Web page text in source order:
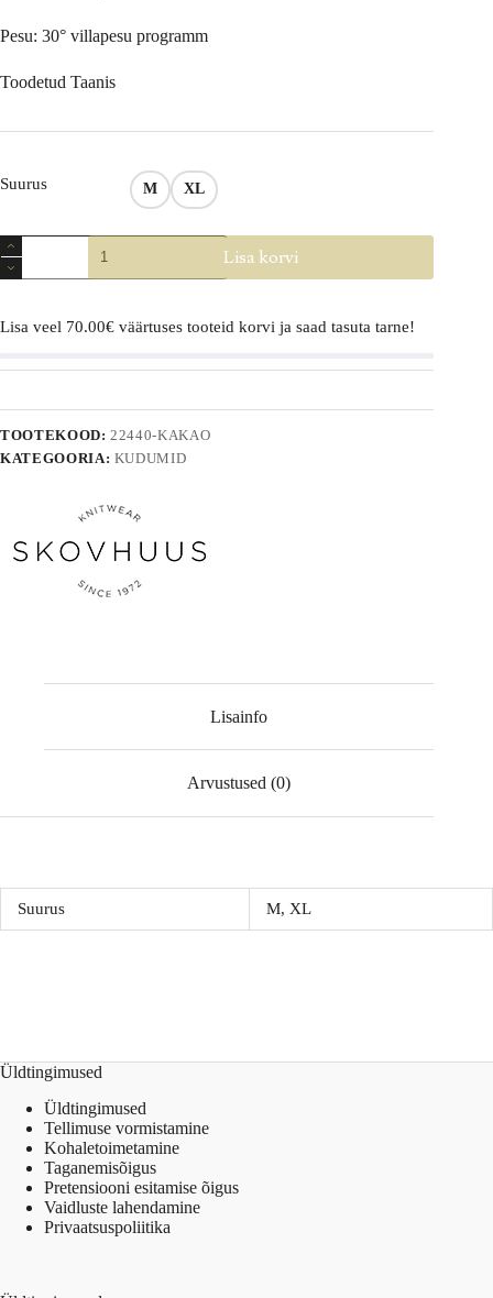
Pesu: 30° villapesu programm
Toodetud Taanis
Suurus M XL
Džemper
kogus
Lisa korvi
Lisa veel 70.00€ väärtuses tooteid korvi ja saad tasuta tarne!
TOOTEKOOD: 22440-KAKAO
KATEGOORIA: KUDUMID
Lisainfo
Arvustused (0)
Suurus M, XL
Üldtingimused
Üldtingimused
Tellimuse vormistamine
Kohaletoimetamine
Taganemisõigus
Pretensiooni esitamise õigus
Vaidluste lahendamine
Privaatsuspoliitika